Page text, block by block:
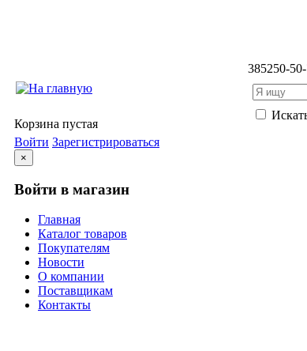
385250-
Корзина пустая
Войти Зарегистрироваться
×
Войти в магазин
Главная
Каталог товаров
Покупателям
Новости
О компании
Поставщикам
Контакты